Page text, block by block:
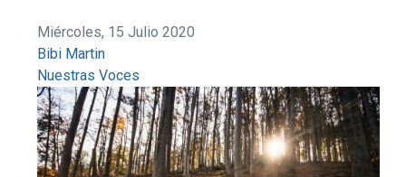
Miércoles, 15 Julio 2020
Bibi Martin
Nuestras Voces